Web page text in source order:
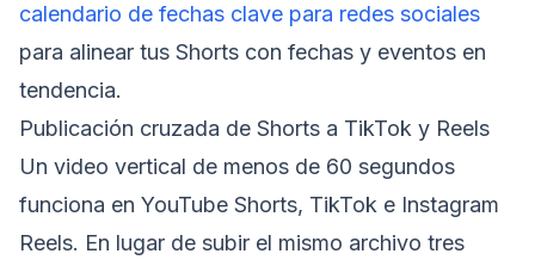
calendario de fechas clave para redes sociales
para alinear tus Shorts con fechas y eventos en
tendencia.
Publicación cruzada de Shorts a TikTok y Reels
Un video vertical de menos de 60 segundos
funciona en YouTube Shorts, TikTok e Instagram
Reels. En lugar de subir el mismo archivo tres